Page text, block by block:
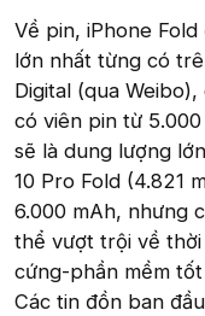
Về pin, iPhone
lớn nhất từng có
Digital (qua
có viên pin từ
sẽ là dung lượng
10 Pro Fold (4.821
6.000 mAh, nhưng
thể vượt trội về
cứng-phần mềm
Các tin đồn ban